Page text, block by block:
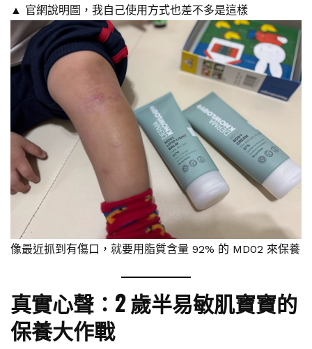
▲ 官網說明圖，我自己使用方式也差不多是這樣
像最近抓到有傷口，就要用脂質含量 92% 的 MD02 來保養
真實心聲：2 歲半易敏肌寶寶的
保養大作戰